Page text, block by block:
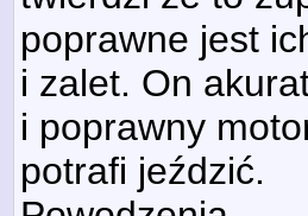
poprawne jest
i zalet. On
i poprawny
potrafi jeździć.